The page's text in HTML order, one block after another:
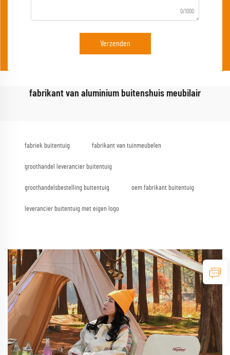
0/1000
Verzenden
fabrikant van aluminium buitenshuis meubilair
fabriek buitentuig fabrikant van tuinmeubelen
groothandel leverancier buitentuig
groothandelsbestelling buitentuig oem fabrikant buitentuig
leverancier buitentuig met eigen logo